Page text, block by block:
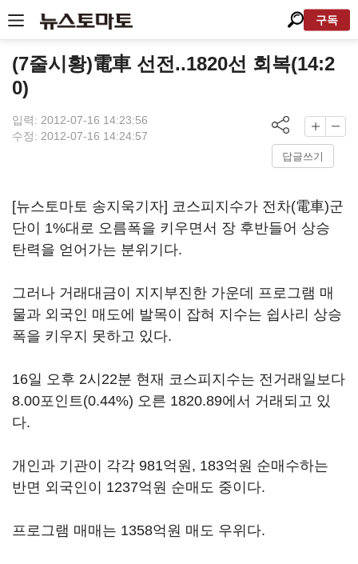
구독
(7줄시황)電車 선전..1820선 회복(14:2
0)
입력: 2012-07-16 14:23:56
수정: 2012-07-16 14:24:57
답글쓰기
[뉴스토마토 송지욱기자] 코스피지수가 전차(電車)군
단이 1%대로 오름폭을 키우면서 장 후반들어 상승
탄력을 얻어가는 분위기다.
그러나 거래대금이 지지부진한 가운데 프로그램 매
물과 외국인 매도에 발목이 잡혀 지수는 쉽사리 상승
폭을 키우지 못하고 있다.
16일 오후 2시22분 현재 코스피지수는 전거래일보다
8.00포인트(0.44%) 오른 1820.89에서 거래되고 있
다.
개인과 기관이 각각 981억원, 183억원 순매수하는
반면 외국인이 1237억원 순매도 중이다.
프로그램 매매는 1358억원 매도 우위다.